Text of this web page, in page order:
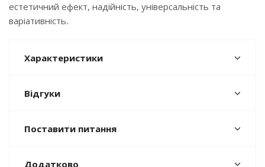
естетичний ефект, надійність, універсальність та
варіативність.
Характеристики
Відгуки
Поставити питання
Додатково